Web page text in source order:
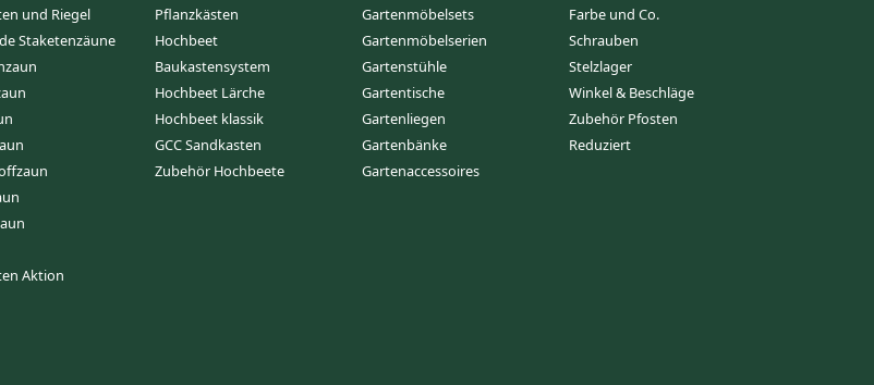
und Riegel
Staketenzäune
Aktion
Pflanzkästen
Hochbeet
Baukastensystem
Hochbeet Lärche
Hochbeet klassik
GCC Sandkasten
Zubehör Hochbeete
Gartenmöbelsets
Gartenmöbelserien
Gartenstühle
Gartentische
Gartenliegen
Gartenbänke
Gartenaccessoires
Farbe und Co.
Schrauben
Stelzlager
Winkel & Beschläge
Zubehör Pfosten
Reduziert